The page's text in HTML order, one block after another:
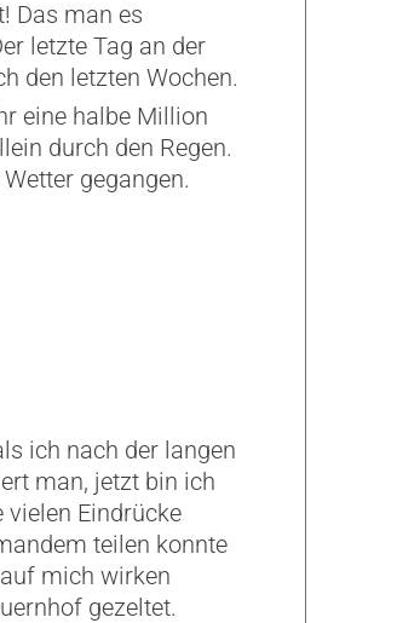
Das man es
letzte Tag an der
den letzten Wochen.
eine halbe Million
durch den Regen.
gegangen.
ich nach der langen
man, jetzt bin ich
vielen Eindrücke
teilen konnte
mich wirken
gezeltet.